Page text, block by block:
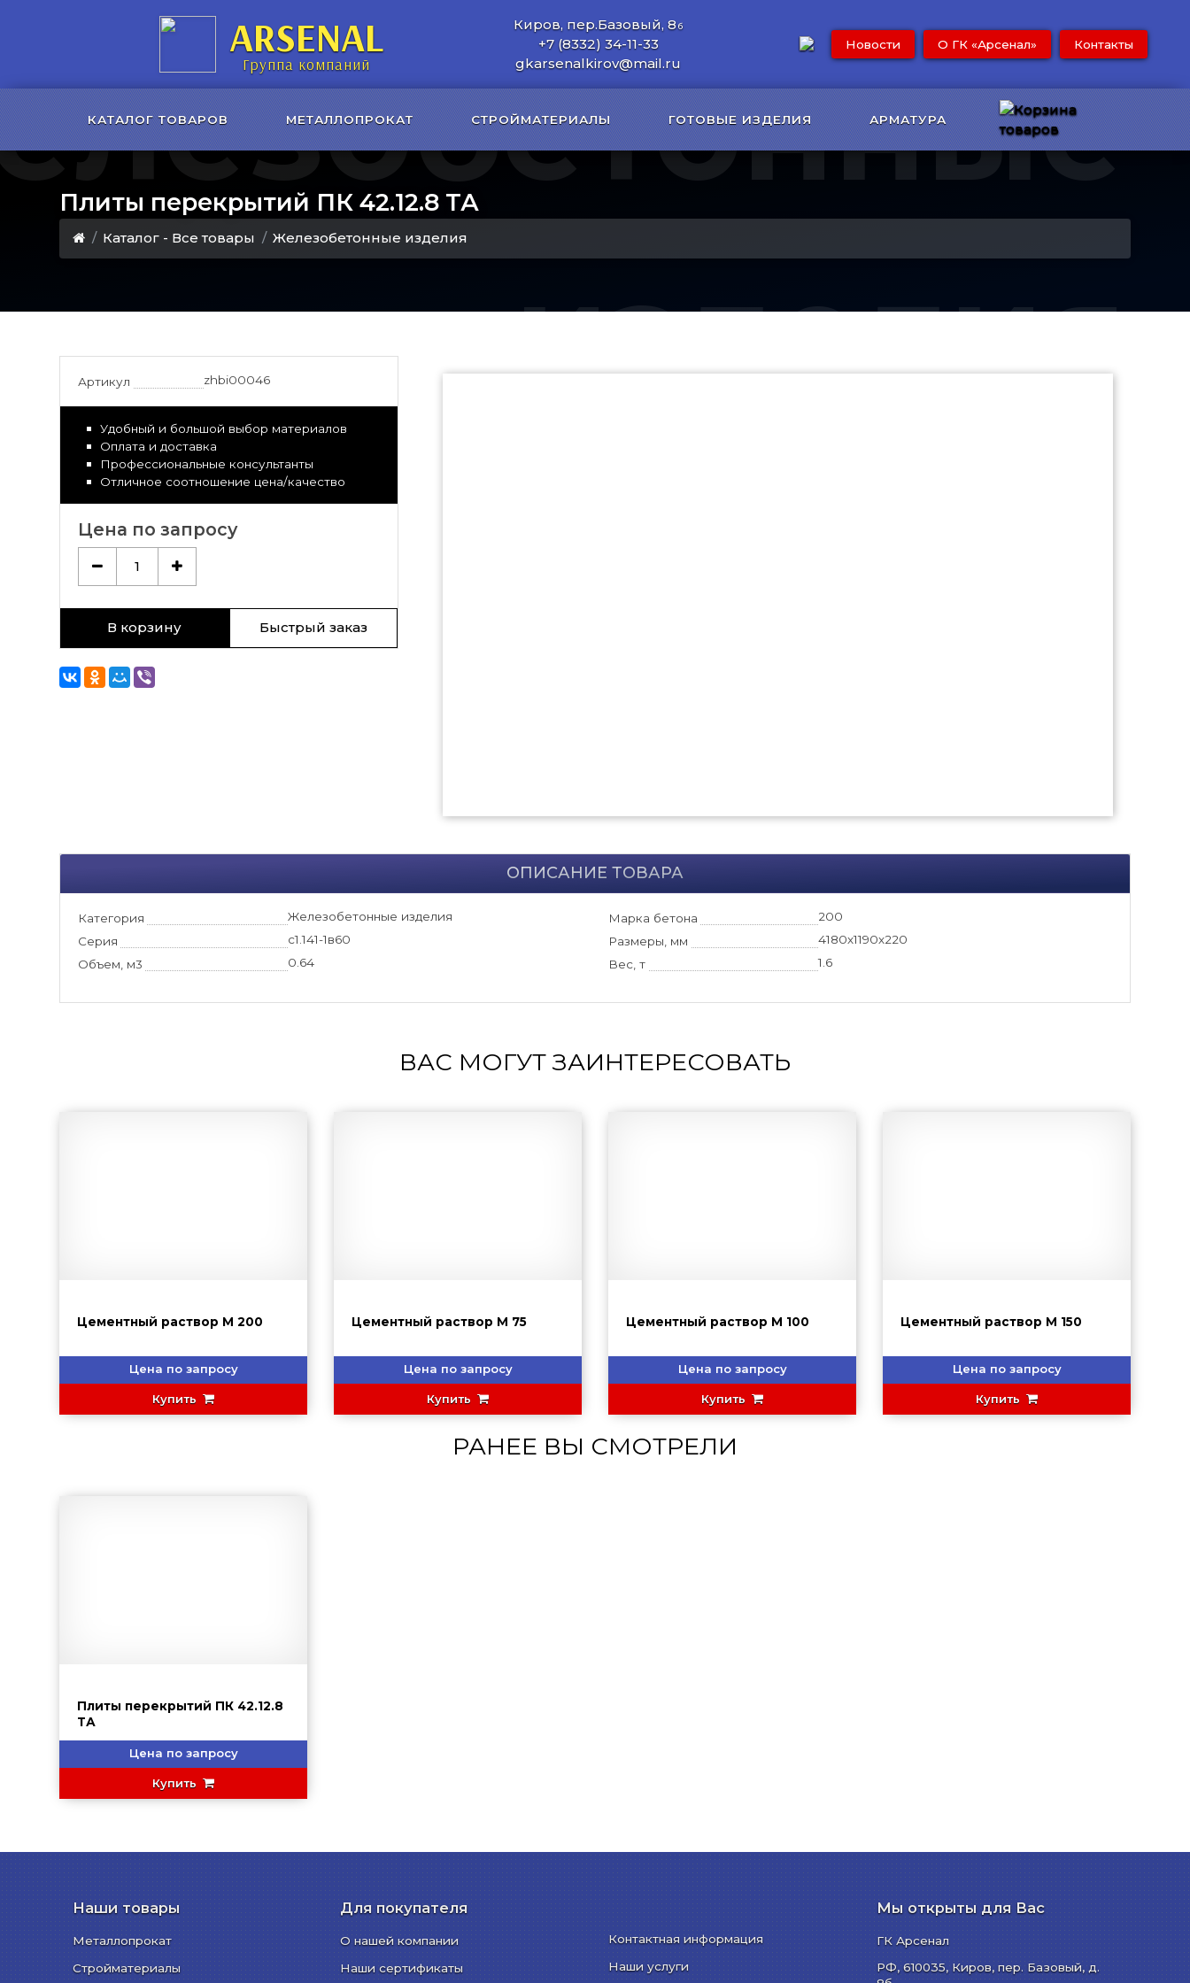
ARSENAL
Группа компаний
Киров, пер.Базовый, 8б
+7 (8332) 34-11-33
gkarsenalkirov@mail.ru
Новости О ГК «Арсенал» Контакты
КАТАЛОГ ТОВАРОВ МЕТАЛЛОПРОКАТ СТРОЙМАТЕРИАЛЫ ГОТОВЫЕ ИЗДЕЛИЯ АРМАТУРА
изделия
Плиты перекрытий ПК 42.12.8 ТА
Каталог - Все товары Железобетонные изделия
Артикул zhbi00046
Удобный и большой выбор материалов
Оплата и доставка
Профессиональные консультанты
Отличное соотношение цена/качество
Цена по запросу
1
В корзину Быстрый заказ
ОПИСАНИЕ ТОВАРА
Категория Железобетонные изделия Марка бетона
200
Серия
с1.141-1в60 Размеры, мм
4180х1190х220
Объем, м3
0.64 Вес, т 1.6
ВАС МОГУТ ЗАИНТЕРЕСОВАТЬ
Цементный раствор М 200
Цена по запросу
Купить
Цементный раствор М 75
Цена по запросу
Купить
Цементный раствор М 100
Цена по запросу
Купить
Цементный раствор М 150
Цена по запросу
Купить
РАНЕЕ ВЫ СМОТРЕЛИ
Плиты перекрытий ПК 42.12.8
ТА
Цена по запросу
Купить
Наши товары
Металлопрокат
Стройматериалы
Для покупателя
О нашей компании
Наши сертификаты
Контактная информация
Наши услуги
Мы открыты для Вас
ГК Арсенал
РФ, 610035, Киров, пер. Базовый, д.